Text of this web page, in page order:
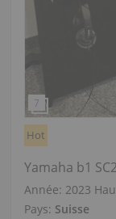
Hot
Yamaha b1
Année: 2023
Pays: Suisse